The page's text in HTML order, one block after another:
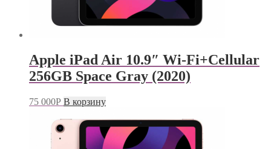
Apple iPad Air 10.9″ Wi-Fi+Cellular
256GB Space Gray (2020)
75 000Р В корзину